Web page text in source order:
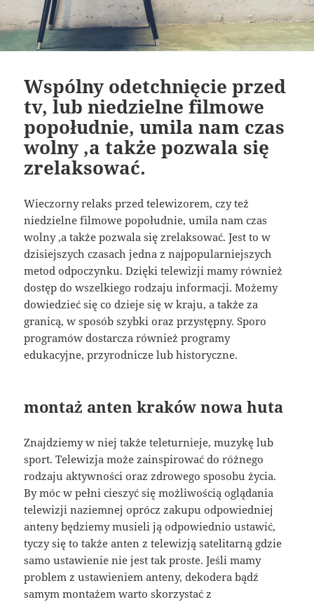
Wspólny odetchnięcie przed
tv, lub niedzielne filmowe
popołudnie, umila nam czas
wolny ,a także pozwala się
zrelaksować.
Wieczorny relaks przed telewizorem, czy też
niedzielne filmowe popołudnie, umila nam czas
wolny ,a także pozwala się zrelaksować. Jest to w
dzisiejszych czasach jedna z najpopularniejszych
metod odpoczynku. Dzięki telewizji mamy również
dostęp do wszelkiego rodzaju informacji. Możemy
dowiedzieć się co dzieje się w kraju, a także za
granicą, w sposób szybki oraz przystępny. Sporo
programów dostarcza również programy
edukacyjne, przyrodnicze lub historyczne.
montaż anten kraków nowa huta
Znajdziemy w niej także teleturnieje, muzykę lub
sport. Telewizja może zainspirować do różnego
rodzaju aktywności oraz zdrowego sposobu życia.
By móc w pełni cieszyć się możliwością oglądania
telewizji naziemnej oprócz zakupu odpowiedniej
anteny będziemy musieli ją odpowiednio ustawić,
tyczy się to także anten z telewizją satelitarną gdzie
samo ustawienie nie jest tak proste. Jeśli mamy
problem z ustawieniem anteny, dekodera bądź
samym montażem warto skorzystać z